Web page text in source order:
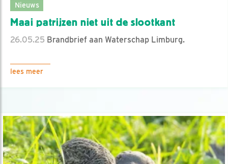
Nieuws
Maai patrijzen niet uit de slootkant
26.05.25 Brandbrief aan Waterschap Limburg.
lees meer